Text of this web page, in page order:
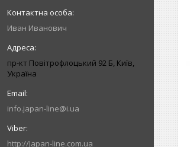
Иван Иванович
пр-кт Повітрофлоцький 92 Б, Київ,
Україна
info.japan-line@i.ua
http://Japan-line.com.ua